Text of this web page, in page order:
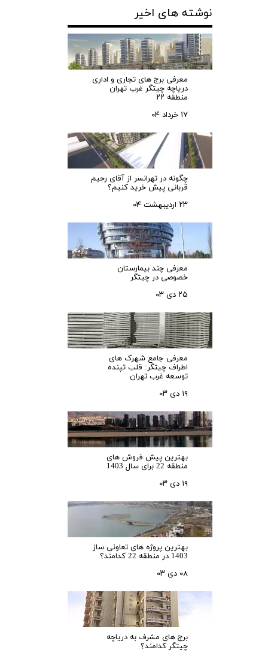
نوشته های اخیر
معرفی برج های تجاری و اداری
دریاچه چیتگر غرب تهران
منطقه ۲۲
۱۷ خرداد ۰۴
چگونه در تهرانسر از آقای رحیم
قربانی پیش خرید کنیم؟
۲۳ اردیبهشت ۰۴
معرفی چند بیمارستان
خصوصی در چیتگر
۲۵ دی ۰۳
معرفی جامع شهرک‌ های
اطراف چیتگر: قلب تپنده
توسعه غرب تهران
۱۹ دی ۰۳
بهترین پیش فروش های
منطقه 22 برای سال 1403
۱۹ دی ۰۳
بهترین پروژه های تعاونی ساز
1403 در منطقه 22 کدامند؟
۰۸ دی ۰۳
برج های مشرف به دریاچه
چیتگر کدامند؟